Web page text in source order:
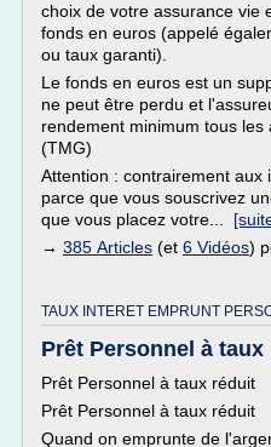
choix de votre assurance vie
fonds en euros (appelé
ou taux garanti).
Le fonds en euros est un
ne peut être perdu et
rendement minimum tous
(TMG)
Attention : contrairement aux
parce que vous souscrivez
que vous placez votre...
→ 385 Articles (et 6 Vidéos)
TAUX INTERET EMPRUNT
Prêt Personnel à
Prêt Personnel à taux réduit
Prêt Personnel à taux réduit
Quand on emprunte de